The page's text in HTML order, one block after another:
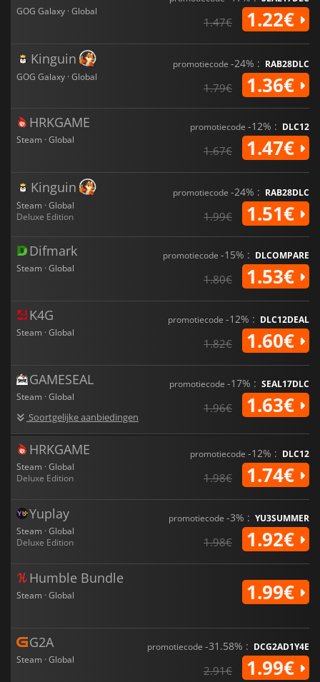
graphics, het meeslepende geluid en de interactieve
omgeving maken het een must voor liefhebbers van
GOG Galaxy · Global
1.47€ 1.22€
Kinguin
GOG Galaxy · Global
promotiecode -24% : RAB28DLC
1.79€ 1.36€
HRKGAME
Steam · Global
promotiecode -12% : DLC12
1.67€ 1.47€
Kinguin
Steam · Global
Deluxe Edition
promotiecode -24% : RAB28DLC
1.99€ 1.51€
Difmark
Steam · Global
promotiecode -15% : DLCOMPARE
1.80€ 1.53€
K4G
Steam · Global
promotiecode -12% : DLC12DEAL
1.82€ 1.60€
GAMESEAL
Steam · Global
Soortgelijke aanbiedingen
promotiecode -17% : SEAL17DLC
1.96€ 1.63€
HRKGAME
Steam · Global
Deluxe Edition
promotiecode -12% : DLC12
1.98€ 1.74€
Yuplay
Steam · Global
Deluxe Edition
promotiecode -3% : YU3SUMMER
1.98€ 1.92€
Humble Bundle
Steam · Global 1.99€
G2A
Steam · Global
promotiecode -31.58% : DCG2AD1Y4E
2.91€ 1.99€